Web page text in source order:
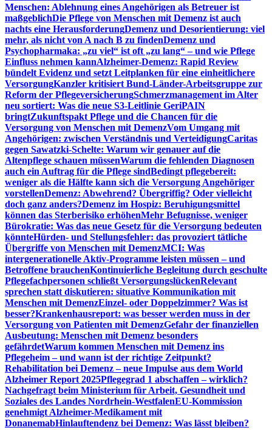
Menschen: Ablehnung eines Angehörigen als Betreuer ist
maßgeblichDie Pflege von Menschen mit Demenz ist auch
nachts eine HerausforderungDemenz und Desorientierung: viel
mehr, als nicht von A nach B zu findenDemenz und
Psychopharmaka: „zu viel“ ist oft „zu lang“ – und wie Pflege
Einfluss nehmen kannAlzheimer-Demenz: Rapid Review
bündelt Evidenz und setzt Leitplanken für eine einheitlichere
VersorgungKanzler kritisiert Bund-Länder-Arbeitsgruppe zur
Reform der PflegeversicherungSchmerzmanagement im Alter
neu sortiert: Was die neue S3-Leitlinie GeriPAIN
bringtZukunftspakt Pflege und die Chancen für die
Versorgung von Menschen mit DemenzVom Umgang mit
Angehörigen: zwischen Verständnis und VerteidigungCaritas
gegen Sawatzki-Schelte: Warum wir genauer auf die
Altenpflege schauen müssenWarum die fehlenden Diagnosen
auch ein Auftrag für die Pflege sindBedingt pflegebereit:
weniger als die Hälfte kann sich die Versorgung Angehöriger
vorstellenDemenz: Abwehrend? Übergriffig? Oder vielleicht
doch ganz anders?Demenz im Hospiz: Beruhigungsmittel
können das Sterberisiko erhöhenMehr Befugnisse, weniger
Bürokratie: Was das neue Gesetz für die Versorgung bedeuten
könnteHürden- und Stellungsfehler: das provoziert tätliche
Übergriffe von Menschen mit DemenzMCI: Was
intergenerationelle Aktiv-Programme leisten müssen – und
Betroffene brauchenKontinuierliche Begleitung durch geschulte
Pflegefachpersonen schließt VersorgungslückenRelevant
sprechen statt diskutieren: situative Kommunikation mit
Menschen mit DemenzEinzel- oder Doppelzimmer? Was ist
besser?Krankenhausreport: was besser werden muss in der
Versorgung von Patienten mit DemenzGefahr der finanziellen
Ausbeutung: Menschen mit Demenz besonders
gefährdetWarum kommen Menschen mit Demenz ins
Pflegeheim – und wann ist der richtige Zeitpunkt?
Rehabilitation bei Demenz – neue Impulse aus dem World
Alzheimer Report 2025Pflegegrad 1 abschaffen – wirklich?
Nachgefragt beim Ministerium für Arbeit, Gesundheit und
Soziales des Landes Nordrhein-WestfalenEU-Kommission
genehmigt Alzheimer-Medikament mit
DonanemabHinlauftendenz bei Demenz: Was lässt bleiben?